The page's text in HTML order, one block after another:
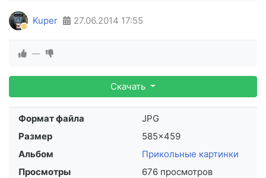
Kuper 27.06.2014 17:55
—
Скачать
Формат файла
JPG
Размер
585×459
Альбом
Прикольные картинки
Просмотры
676 просмотров